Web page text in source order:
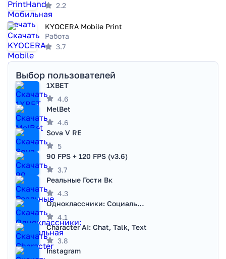
2.2
KYOCERA Mobile Print
Работа
3.7
Выбор пользователей
1XBET
4.6
MelBet
4.6
Sova V RE
5
90 FPS + 120 FPS (v3.6)
3.7
Реальные Гости Вк
4.3
Одноклассники: Социальная сеть
4.1
Character AI: Chat, Talk, Text
3.8
Instagram